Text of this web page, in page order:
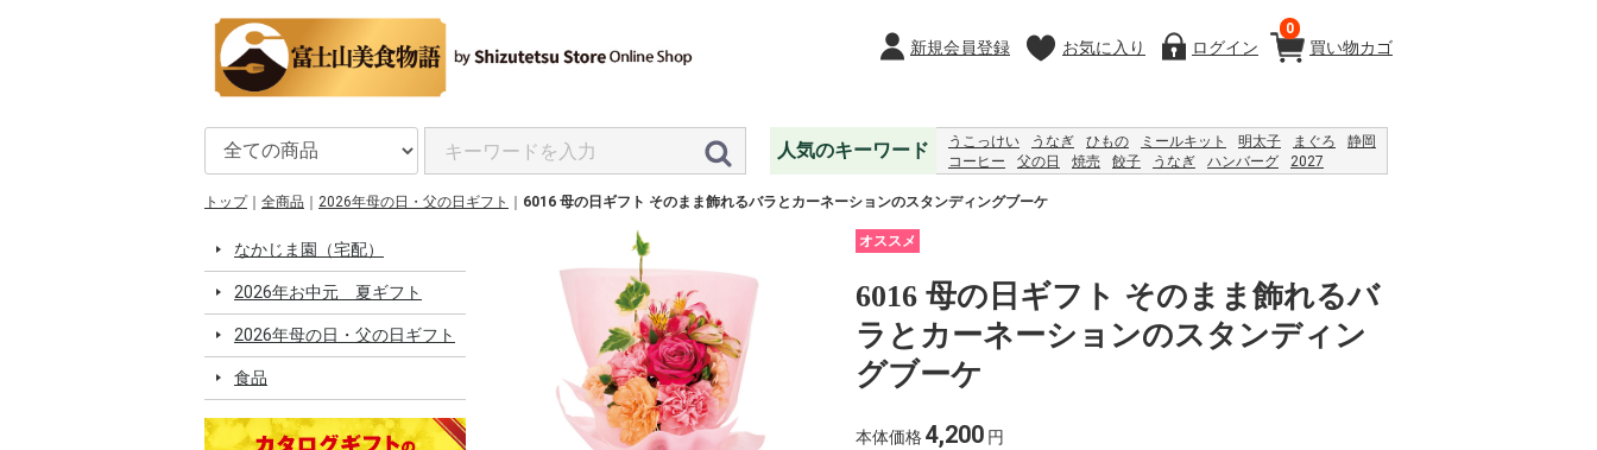
買い物カゴ
0
新規会員登録 お気に入り ログイン
人気のキーワード うこっけい うなぎ ひもの ミールキット 明太子 まぐろ
静岡
コーヒー
父の日 焼売 餃子 うなぎ ハンバーグ
2027
トップ
全商品 2026年母の日・父の日ギフト 6016 母の日ギフト そのまま飾れるバラとカーネーションのスタンディングブーケ
なかじま園（宅配）
2026年お中元 夏ギフト
2026年母の日・父の日ギフト
食品
オススメ
6016 母の日ギフト そのまま飾れるバ
ラとカーネーションのスタンディン
グブーケ
本体価格4,200円